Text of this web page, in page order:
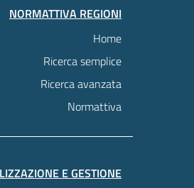
NORMATTIVA REGIONI
Home
Ricerca semplice
Ricerca avanzata
Normattiva
E GESTIONE